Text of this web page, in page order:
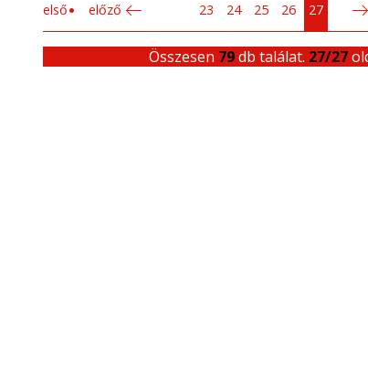
első előző 23 24 25 26 27
Összesen 79db találat. 27/27